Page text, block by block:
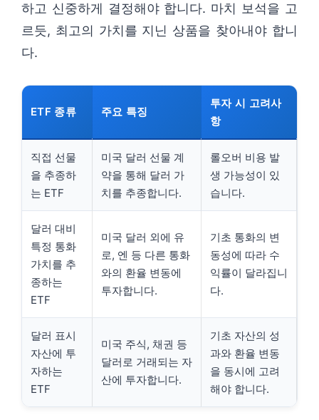
하고 신중하게 결정해야 합니다. 마치 보석을 고
르듯, 최고의 가치를 지닌 상품을 찾아내야 합니
다.
ETF 종류 주요 특징
투자 시 고려사
항
직접 선물
을 추종하
는 ETF
미국 달러 선물 계
약을 통해 달러 가
치를 추종합니다.
롤오버 비용 발
생 가능성이 있
습니다.
달러 대비
특정 통화
가치를 추
종하는
ETF
미국 달러 외에 유
로, 엔 등 다른 통화
와의 환율 변동에
투자합니다.
기초 통화의 변
동성에 따라 수
익률이 달라집니
다.
달러 표시
자산에 투
자하는
ETF
미국 주식, 채권 등
달러로 거래되는 자
산에 투자합니다.
기초 자산의 성
과와 환율 변동
을 동시에 고려
해야 합니다.